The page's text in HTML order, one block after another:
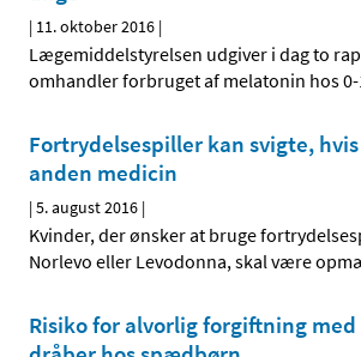
| 11. oktober 2016 |
Lægemiddelstyrelsen udgiver i dag to
omhandler forbruget af melatonin hos 0-
Fortrydelsespiller kan svigte,
anden medicin
|5. august 2016 |
Kvinder, der ønsker at bruge
Norlevo eller Levodonna, skal være
Risiko for alvorlig forgiftning